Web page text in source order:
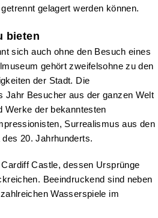
gelagert werden können.
bieten
sich auch ohne den Besuch eines
gehört zweifelsohne zu den
der Stadt. Die
Jahr Besucher aus der ganzen Welt
Werke der bekanntesten
Surrealismus aus den
20. Jahrhunderts.
Castle, dessen Ursprünge
Beeindruckend sind neben
Wasserspiele im